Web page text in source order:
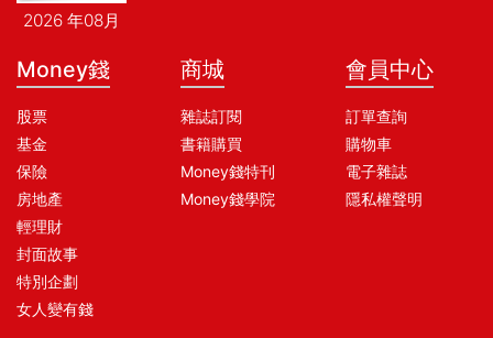
2026 年08月
Money錢
股票
基金
保險
房地產
輕理財
封面故事
特別企劃
女人變有錢
商城
雜誌訂閱
書籍購買
Money錢特刊
Money錢學院
會員中心
訂單查詢
購物車
電子雜誌
隱私權聲明